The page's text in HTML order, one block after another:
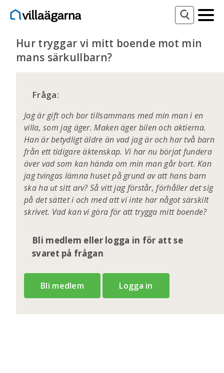
Hur tryggar vi mitt boende mot min
mans särkullbarn?
Fråga:
Jag är gift och bor tillsammans med min man i en
villa, som jag äger. Maken äger bilen och aktierna.
Han är betydligt äldre än vad jag är och har två barn
från ett tidigare äktenskap. Vi har nu börjat fundera
över vad som kan hända om min man går bort. Kan
jag tvingas lämna huset på grund av att hans barn
ska ha ut sitt arv? Så vitt jag förstår, förhåller det sig
på det sättet i och med att vi inte har något särskilt
skrivet. Vad kan vi göra för att trygga mitt boende?
Bli medlem eller logga in för att se
svaret på frågan
Bli medlem Logga in